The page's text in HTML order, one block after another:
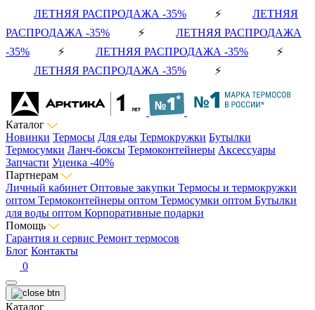
ЛЕТНЯЯ РАСПРОДАЖА -35% ⚡ ЛЕТНЯЯ
РАСПРОДАЖА -35% ⚡ ЛЕТНЯЯ РАСПРОДАЖА
-35% ⚡ ЛЕТНЯЯ РАСПРОДАЖА -35% ⚡
ЛЕТНЯЯ РАСПРОДАЖА -35% ⚡
Каталог
Новинки Термосы Для еды Термокружки Бутылки
Термосумки Ланч-боксы Термоконтейнеры Аксессуары
Запчасти Уценка -40%
Партнерам
Личный кабинет Оптовые закупки Термосы и термокружки
оптом Термоконтейнеры оптом Термосумки оптом Бутылки
для воды оптом Корпоративные подарки
Помощь
Гарантия и сервис Ремонт термосов
Блог Контакты
0
Каталог